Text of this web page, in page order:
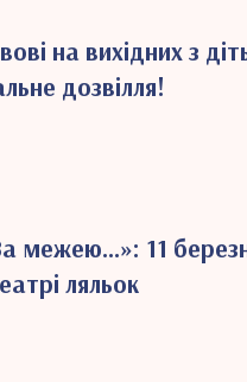
на вихідних з
дозвілля!
межею...»: 11
ляльок